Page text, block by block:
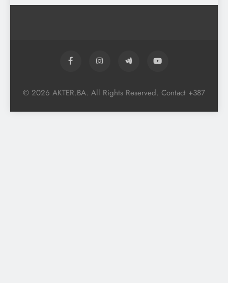
© 2026 AKTER.BA. All Rights Reserved. Contact +387